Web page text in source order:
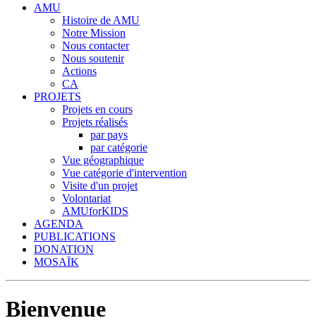
AMU
Histoire de AMU
Notre Mission
Nous contacter
Nous soutenir
Actions
CA
PROJETS
Projets en cours
Projets réalisés
par pays
par catégorie
Vue géographique
Vue catégorie d'intervention
Visite d'un projet
Volontariat
AMUforKIDS
AGENDA
PUBLICATIONS
DONATION
MOSAÏK
Bienvenue